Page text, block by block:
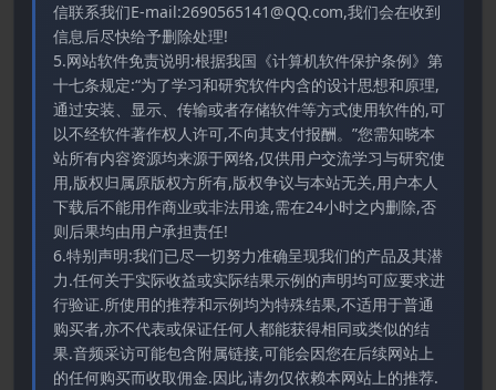
信联系我们E-mail:2690565141@QQ.com,我们会在收到
信息后尽快给予删除处理!
5.网站软件免责说明:根据我国《计算机软件保护条例》第
十七条规定:“为了学习和研究软件内含的设计思想和原理,
通过安装、显示、传输或者存储软件等方式使用软件的,可
以不经软件著作权人许可,不向其支付报酬。”您需知晓本
站所有内容资源均来源于网络,仅供用户交流学习与研究使
用,版权归属原版权方所有,版权争议与本站无关,用户本人
下载后不能用作商业或非法用途,需在24小时之内删除,否
则后果均由用户承担责任!
6.特别声明:我们已尽一切努力准确呈现我们的产品及其潜
力.任何关于实际收益或实际结果示例的声明均可应要求进
行验证.所使用的推荐和示例均为特殊结果,不适用于普通
购买者,亦不代表或保证任何人都能获得相同或类似的结
果.音频采访可能包含附属链接,可能会因您在后续网站上
的任何购买而收取佣金.因此,请勿仅依赖本网站上的推荐.